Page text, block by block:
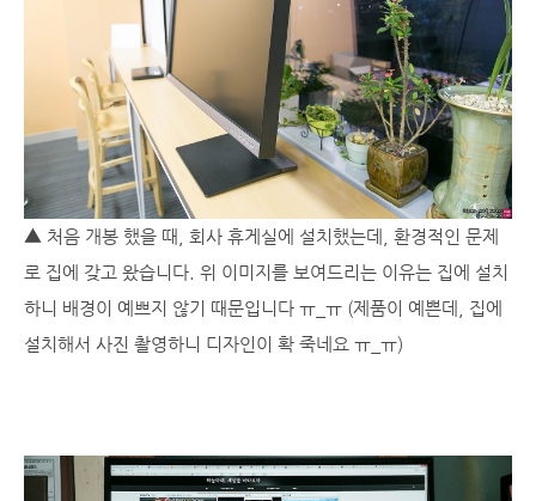
▲ 처음 개봉 했을 때, 회사 휴게실에 설치했는데, 환경적인 문제
로 집에 갖고 왔습니다. 위 이미지를 보여드리는 이유는 집에 설치
하니 배경이 예쁘지 않기 때문입니다 ㅠ_ㅠ (제품이 예쁜데, 집에
설치해서 사진 촬영하니 디자인이 확 죽네요 ㅠ_ㅠ)